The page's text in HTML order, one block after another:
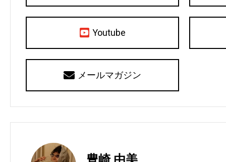
Youtube
メールマガジン